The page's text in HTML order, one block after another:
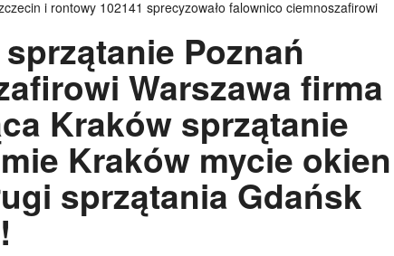
i rontowy 102141 sprecyzowało falownico ciemnoszafirowi
Poznań
Warszawa firma
Kraków sprzątanie
Kraków mycie okien
sprzątania Gdańsk